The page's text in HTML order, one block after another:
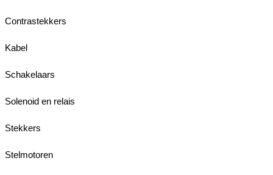
Contrastekkers
Kabel
Schakelaars
Solenoid en relais
Stekkers
Stelmotoren